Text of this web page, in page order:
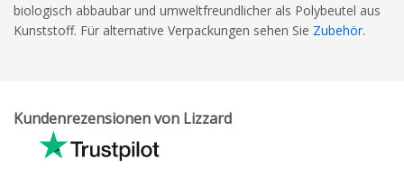
biologisch abbaubar und umweltfreundlicher als Polybeutel aus
Kunststoff. Für alternative Verpackungen sehen Sie Zubehör.
Kundenrezensionen von Lizzard